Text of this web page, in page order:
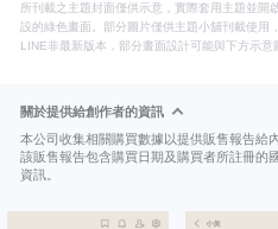
所刊載之主題封面僅供示意，實際套用主題並開
設的綠色畫面。部分圖片僅供主題小舖刊載使用
LINE非最新版本，部分畫面設計可能與下方示意
關於提供給創作者的資訊
本公司收集相關購買數據以提供販售報告給
該販售報告包含購買日期及購買者所註冊的
資訊。